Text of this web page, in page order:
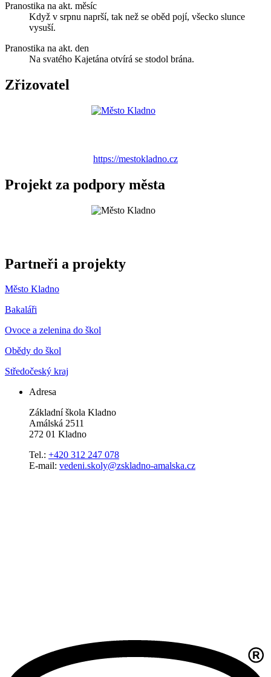
Pranostika na akt. měsíc
Když v srpnu naprší, tak než se oběd pojí, všecko slunce
vysuší.
Pranostika na akt. den
Na svatého Kajetána otvírá se stodol brána.
Zřizovatel
https://mestokladno.cz
Projekt za podpory města
Partneři a projekty
Město Kladno
Bakaláři
Ovoce a zelenina do škol
Obědy do škol
Středočeský kraj
Adresa
Základní škola Kladno
Amálská 2511
272 01 Kladno
Tel.: +420 312 247 078
E-mail: vedeni.skoly@zskladno-amalska.cz